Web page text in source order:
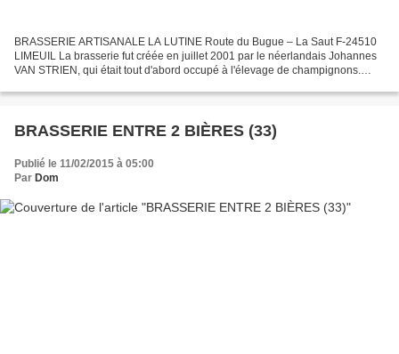
BRASSERIE ARTISANALE LA LUTINE Route du Bugue – La Saut F-24510
LIMEUIL La brasserie fut créée en juillet 2001 par le néerlandais Johannes
VAN STRIEN, qui était tout d'abord occupé à l'élevage de champignons.
BRASSERIE ENTRE 2 BIÈRES (33)
Publié le 11/02/2015 à 05:00
Par Dom